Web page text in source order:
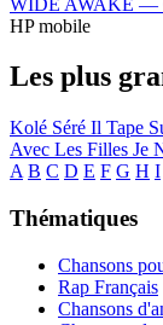
HP mobile
Les plus
Kolé Séré Il Tape
Avec Les Filles Je
A B C D E F G H I
Thématiques
Chansons
Rap Français
Chansons